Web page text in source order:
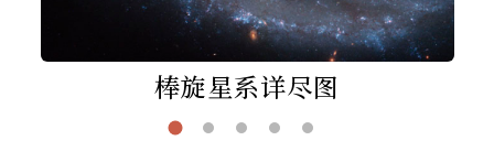
棒旋星系详尽图